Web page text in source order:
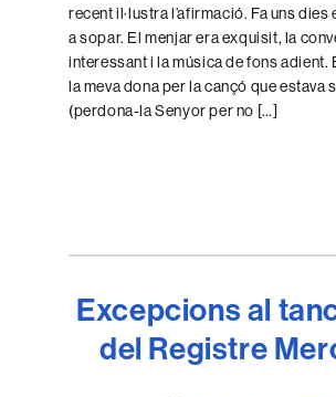
recent il·lustra l’afirmació. Fa uns dies
a sopar. El menjar era exquisit, la
interessant i la música de fons adient.
la meva dona per la cançó que estava
(perdona-la Senyor per no […]
Excepcions al
del Registre